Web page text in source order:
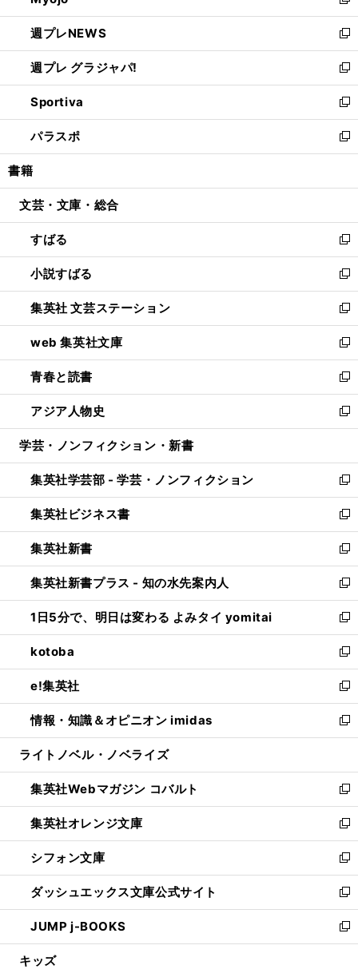
開
く
ウ
で
開
く
ン
ド
ウ
で
開
く
し
い
ウ
ィ
ン
ド
ウ
で
開
週プレNEWS
新
し
い
ウ
ィ
ン
ド
ウ
開
週プレ グラジャパ!
新
し
い
ウ
ィ
ン
ウ
開
く
Sportiva
新
し
い
ウ
ン
ウ
で
開
く
パラスポ
新
し
ウ
ン
ド
ウ
で
開
く
書籍
文芸・文庫・総合
すばる
新
し
い
ウ
ィ
ン
ド
ウ
で
開
く
小説すばる
新
し
い
ウ
ィ
ン
ド
ウ
で
開
集英社 文芸ステーション
新
し
い
ウ
ィ
ン
ド
ウ
開
く
web 集英社文庫
新
し
い
ウ
ィ
ン
ウ
で
開
く
青春と読書
新
し
い
ウ
ン
ド
ウ
で
開
く
アジア人物史
新
し
ウ
ィ
ン
ド
ウ
で
開
く
学芸・ノンフィクション・新書
集英社学芸部 - 学芸・ノンフィクション
新
し
い
ウ
ィ
ン
ド
ウ
で
開
く
集英社ビジネス書
新
し
い
ウ
ィ
ン
ド
ウ
で
開
く
集英社新書
新
し
い
ウ
ィ
ン
ド
ウ
で
開
く
集英社新書プラス - 知の水先案内人
新
し
い
ウ
ィ
ン
ド
ウ
で
開
1日5分で、明日は変わる よみタイ yomitai
新
し
い
ウ
ィ
ン
ド
ウ
開
く
kotoba
新
し
い
ウ
ィ
ン
ウ
で
開
く
e!集英社
新
し
い
ウ
ン
ド
ウ
で
開
く
情報・知識＆オピニオン imidas
新
し
ウ
ィ
ン
ド
ウ
で
開
く
ライトノベル・ノベライズ
集英社Webマガジン コバルト
新
し
い
ウ
ィ
ン
ド
ウ
で
開
集英社オレンジ文庫
新
し
い
ウ
ィ
ン
ド
ウ
シフォン文庫
新
し
い
ウ
ィ
ン
ダッシュエックス文庫公式サイト
新
し
い
ウ
JUMP j-BOOKS
新
し
キッズ